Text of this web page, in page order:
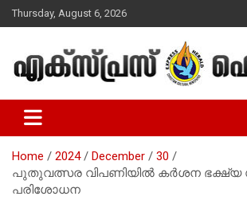
Skip
to
Thursday, August 6, 2026
Express Herald –
Christian News
Home 2024 December
30
പുതുവത്സര വിപണിയില്‍ കര്‍ശന ഭക്ഷ്യ
പരിശോധന